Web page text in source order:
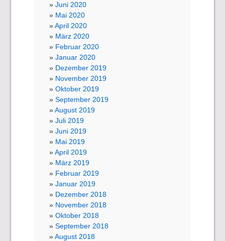
Juni 2020
Mai 2020
April 2020
März 2020
Februar 2020
Januar 2020
Dezember 2019
November 2019
Oktober 2019
September 2019
August 2019
Juli 2019
Juni 2019
Mai 2019
April 2019
März 2019
Februar 2019
Januar 2019
Dezember 2018
November 2018
Oktober 2018
September 2018
August 2018